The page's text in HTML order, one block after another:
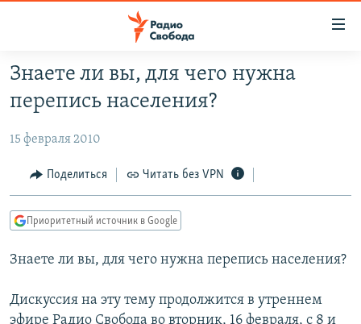
упрощенного
доступа
содержанию
Вернутся
навигации
поиску
ПОДКАСТЫ
АВТОРСКИЕ ПРОЕКТЫ
ЦИТАТЫ СВОБОДЫ
КУЛЬТУРА
IDEL.РЕАЛИИ
СЕВЕР.РЕАЛИИ
Знаете ли вы, для чего нужна
перепись населения?
15 февраля 2010
Поделиться Читать без VPN
Приоритетный источник в Google
Знаете ли вы, для чего нужна перепись населения?
Дискуссия на эту тему продолжится в утреннем
эфире Радио Свобода во вторник, 16 февраля, с 8 и